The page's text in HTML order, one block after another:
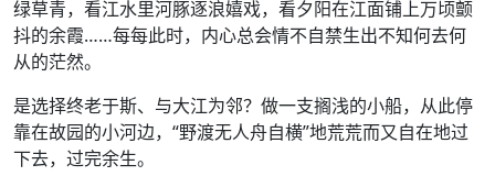
绿草青，看江水里河豚逐浪嬉戏，看夕阳在江面铺上万顷颤
抖的余霞……每每此时，内心总会情不自禁生出不知何去何
从的茫然。
是选择终老于斯、与大江为邻？做一支搁浅的小船，从此停
靠在故园的小河边，“野渡无人舟自横”地荒荒而又自在地过
下去，过完余生。